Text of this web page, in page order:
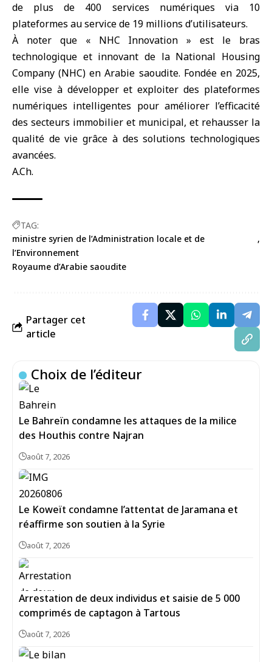
de plus de 400 services numériques via 10
plateformes au service de 19 millions d’utilisateurs.
À noter que « NHC Innovation » est le bras
technologique et innovant de la National Housing
Company (NHC) en Arabie saoudite. Fondée en 2025,
elle vise à développer et exploiter des plateformes
numériques intelligentes pour améliorer l’efficacité
des secteurs immobilier et municipal, et rehausser la
qualité de vie grâce à des solutions technologiques
avancées.
A.Ch.
TAG:
ministre syrien de l’Administration locale et de
l’Environnement
Royaume d’Arabie saoudite
Partager cet
article
Choix de l’éditeur
Le Bahreïn condamne les attaques de la milice
des Houthis contre Najran
août 7, 2026
Le Koweït condamne l’attentat de Jaramana et
réaffirme son soutien à la Syrie
août 7, 2026
Arrestation de deux individus et saisie de 5 000
comprimés de captagon à Tartous
août 7, 2026